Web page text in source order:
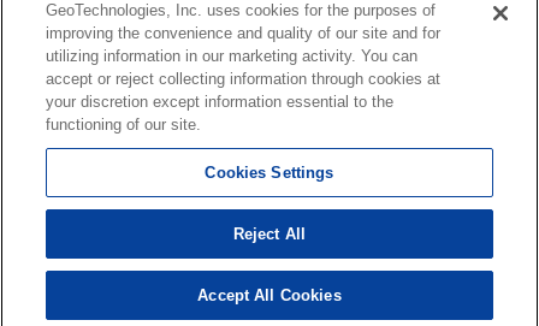
法人向け地図・位置情報サービス WEBサイト・システム向け地
図API Windows PC向け地図開発キット MapFan DB 住所確認
サービス
MAP WORLD+ トリマ広告 Geo-Research
カーナビ地図更新サービス
MapFan スマートメンバーズ
KENWOOD MapFan Club
© GeoTechnologies, Inc.
GeoTechnologies, Inc. uses cookies for the purposes of
improving the convenience and quality of our site and for
utilizing information in our marketing activity. You can
accept or reject collecting information through cookies at
your discretion except information essential to the
functioning of our site.
Cookies Settings
Reject All
Accept All Cookies